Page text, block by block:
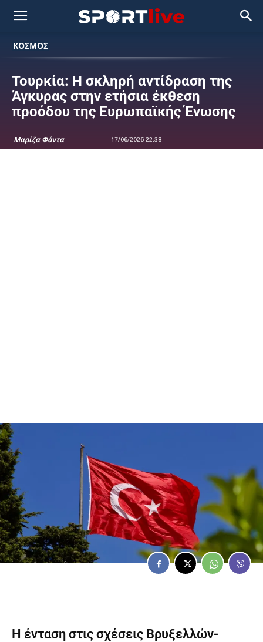
ΚΟΣΜΟΣ
Τουρκία: Η σκληρή αντίδραση της
Άγκυρας στην ετήσια έκθεση
προόδου της Ευρωπαϊκής Ένωσης
Μαρίζα Φόντα 17/06/2026 22:38
Η ένταση στις σχέσεις Βρυξελλών-